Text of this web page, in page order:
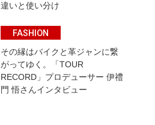
違いと使い分け
FASHION
その縁はバイクと革ジャンに繋
がってゆく。「TOUR
RECORD」プロデューサー 伊禮
門 悟さんインタビュー